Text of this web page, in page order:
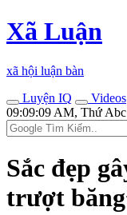
Xã Luận
xã hội luận bàn
Luyện IQ
Videos
09:09:09 AM, Thứ Abc
Sắc đẹp
trượt